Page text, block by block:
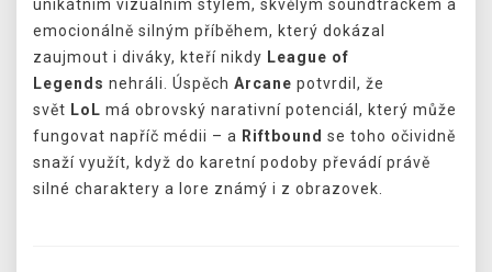
unikátním vizuálním stylem, skvělým soundtrackem a
emocionálně silným příběhem, který dokázal
zaujmout i diváky, kteří nikdy League of
Legends nehráli. Úspěch Arcane potvrdil, že
svět LoL má obrovský narativní potenciál, který může
fungovat napříč médii – a Riftbound se toho očividně
snaží využít, když do karetní podoby převádí právě
silné charaktery a lore známý i z obrazovek.